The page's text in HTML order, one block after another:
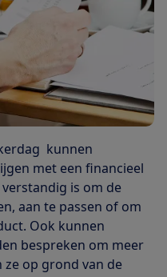
kunnen
met een financieel
is om de
aan te passen of om
Ook kunnen
bespreken om meer
op grond van de